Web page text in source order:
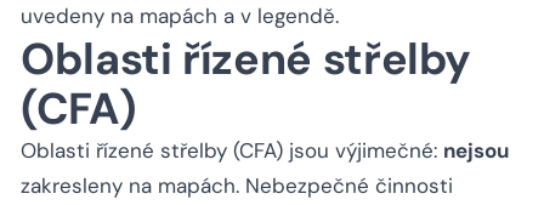
uvedeny na mapách a v legendě.
Oblasti řízené střelby
(CFA)
Oblasti řízené střelby (CFA) jsou výjimečné: nejsou
zakresleny na mapách. Nebezpečné činnosti